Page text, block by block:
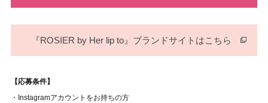
『ROSIER by Her lip to』ブランドサイトはこちら
【応募条件】
・Instagramアカウントをお持ちの方